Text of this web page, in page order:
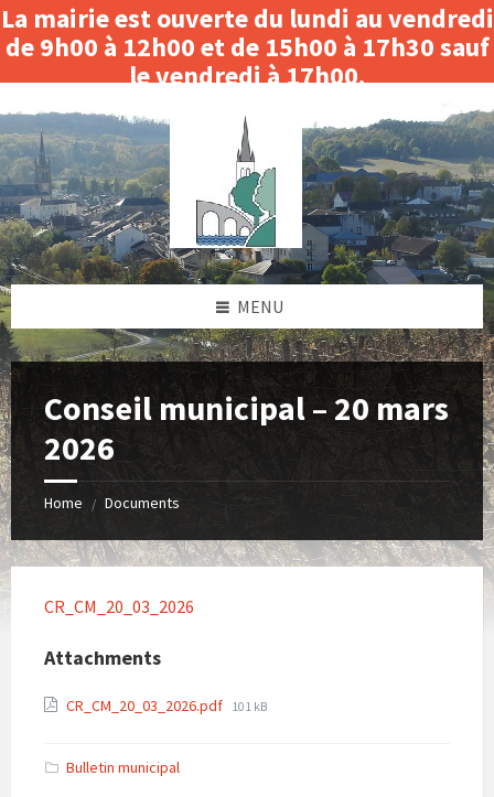
La mairie est ouverte du lundi au vendredi
de 9h00 à 12h00 et de 15h00 à 17h30 sauf
le vendredi à 17h00.
Fermeture le matin du 3 au 14 août 2026.
to
content
to
left
sidebar
to
right
sidebar
to
footer
MENU
Conseil municipal – 20 mars
2026
Home / Documents
CR_CM_20_03_2026
Attachments
CR_CM_20_03_2026.pdf File
101 kB
Bulletin municipal